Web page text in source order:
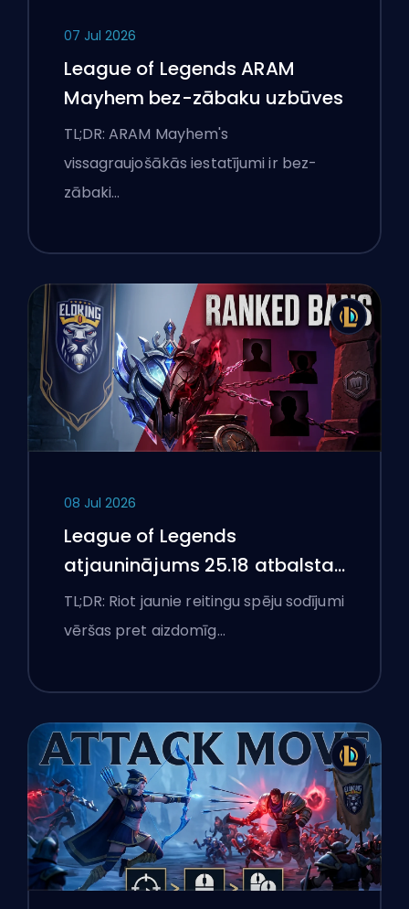
07 Jul 2026
League of Legends ARAM
Mayhem bez-zābaku uzbūves
TL;DR: ARAM Mayhem's
vissagraujošākās iestatījumi ir bez-
zābaki…
08 Jul 2026
League of Legends
atjauninājums 25.18 atbalsta
aizliegumus un boostēšanas
karogus
TL;DR: Riot jaunie reitingu spēju sodījumi
vēršas pret aizdomīg…